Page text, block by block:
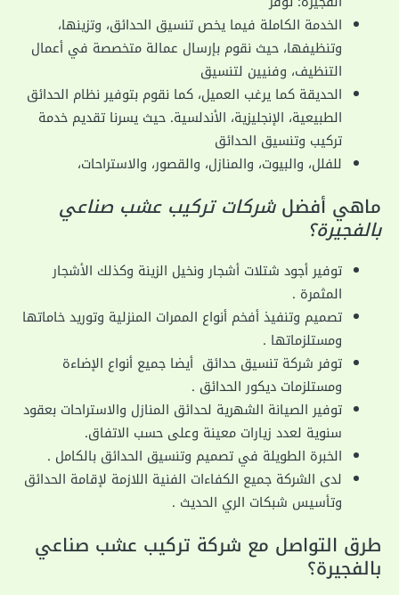
الخدمة الكاملة فيما يخص تنسيق الحدائق، وتزينها،
وتنظيفها، حيث نقوم بإرسال عمالة متخصصة في أعمال
التنظيف، وفنيين لتنسيق
الحديقة كما يرغب العميل، كما نقوم بتوفير نظام الحدائق
الطبيعية، الإنجليزية، الأندلسية. حيث يسرنا تقديم خدمة
تركيب وتنسيق الحدائق
للفلل، والبيوت، والمنازل، والقصور، والاستراحات،
ماهي أفضلشركات تركيب عشب صناعي
بالفجيرة؟
توفير أجود شتلات أشجار ونخيل الزينة وكذلك الأشجار
المثمرة .
تصميم وتنفيذ أفخم أنواع الممرات المنزلية وتوريد خاماتها
ومستلزماتها .
توفرشركة تنسيق حدائق أيضا جميع أنواع الإضاءة
ومستلزمات ديكور الحدائق .
توفير الصيانة الشهرية لحدائق المنازل والاستراحات بعقود
سنوية لعدد زيارات معينة وعلى حسب الاتفاق.
الخبرة الطويلة في تصميم وتنسيق الحدائق بالكامل .
لدى الشركة جميع الكفاءات الفنية اللازمة لإقامة الحدائق
وتأسيس شبكات الري الحديث .
طرق التواصل مع شركة تركيب عشب صناعي
بالفجيرة؟